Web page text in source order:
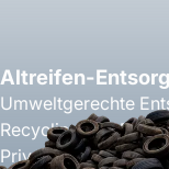
Altreifen-
Umweltgerechte
Recycling von
Privat und Gewerbe.